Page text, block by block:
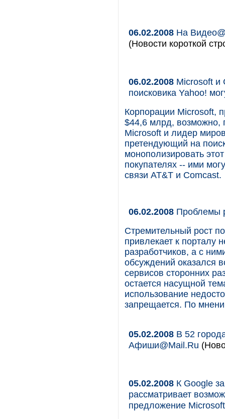
06.02.2008 На
(Новости короткой
06.02.2008 Microsoft и
поисковика Yahoo!
Корпорации Microsoft,
$44,6 млрд, возможно,
Microsoft и лидер
претендующий на
монополизировать
покупателях -- ими
связи AT&T и Comcast.
06.02.2008 Проблемы
Стремительный рост
привлекает к порталу
разработчиков, а с
обсуждений оказался
сервисов сторонних
остается насущной
использование
запрещается. По
05.02.2008 В 52
Афиши@Mail.Ru
05.02.2008 К Google
рассматривает
предложение